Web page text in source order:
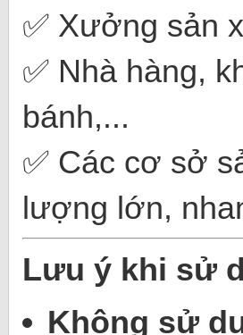
✅ Xưởng sản
✅ Nhà hàng,
bánh,...
✅ Các cơ sở
lượng lớn,
Lưu ý khi sử
Không sử